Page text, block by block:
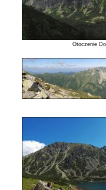
Otoczenie